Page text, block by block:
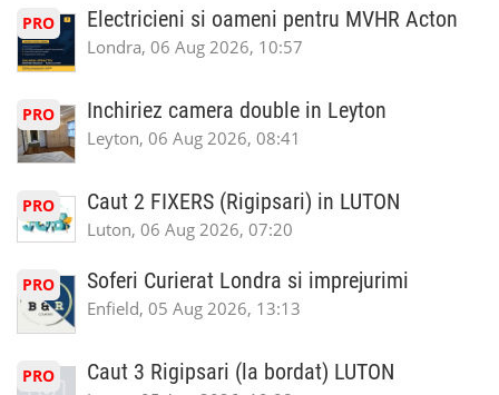
PRO Electricieni si oameni pentru MVHR Acton
Londra, 06 Aug 2026, 10:57
PRO Inchiriez camera double in Leyton
Leyton, 06 Aug 2026, 08:41
PRO Caut 2 FIXERS (Rigipsari) in LUTON
Luton, 06 Aug 2026, 07:20
PRO Soferi Curierat Londra si imprejurimi
Enfield, 05 Aug 2026, 13:13
PRO Caut 3 Rigipsari (la bordat) LUTON